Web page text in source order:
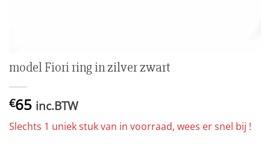
model Fiori ring in zilver zwart
€65 inc.BTW
Slechts 1 uniek stuk van in voorraad, wees er snel bij !